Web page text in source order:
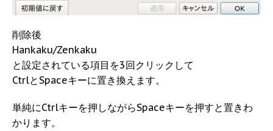
削除後
Hankaku/Zenkaku
と設定されている項目を3回クリックして
CtrlとSpaceキーに置き換えます。
単純にCtrlキーを押しながらSpaceキーを押すと置きわ
かります。